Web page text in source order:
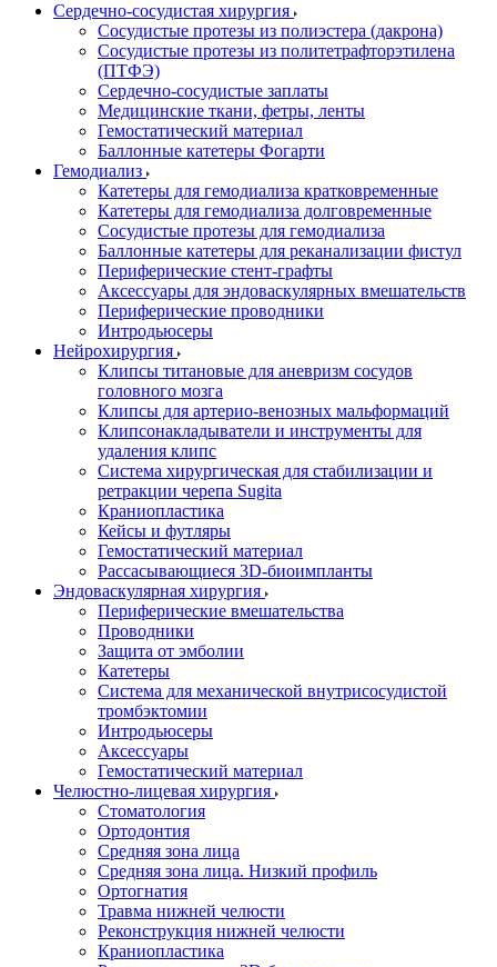
Сердечно-сосудистая хирургия
Сосудистые протезы из полиэстера (дакрона)
Сосудистые протезы из политетрафторэтилена
(ПТФЭ)
Сердечно-сосудистые заплаты
Медицинские ткани, фетры, ленты
Гемостатический материал
Баллонные катетеры Фогарти
Гемодиализ
Катетеры для гемодиализа кратковременные
Катетеры для гемодиализа долговременные
Сосудистые протезы для гемодиализа
Баллонные катетеры для реканализации фистул
Периферические стент-графты
Аксессуары для эндоваскулярных вмешательств
Периферические проводники
Интродьюсеры
Нейрохирургия
Клипсы титановые для аневризм сосудов
головного мозга
Клипсы для артерио-венозных мальформаций
Клипсонакладыватели и инструменты для
удаления клипс
Система хирургическая для стабилизации и
ретракции черепа Sugita
Краниопластика
Кейсы и футляры
Гемостатический материал
Рассасывающиеся 3D-биоимпланты
Эндоваскулярная хирургия
Периферические вмешательства
Проводники
Защита от эмболии
Катетеры
Система для механической внутрисосудистой
тромбэктомии
Интродьюсеры
Аксессуары
Гемостатический материал
Челюстно-лицевая хирургия
Стоматология
Ортодонтия
Средняя зона лица
Средняя зона лица. Низкий профиль
Ортогнатия
Травма нижней челюсти
Реконструкция нижней челюсти
Краниопластика